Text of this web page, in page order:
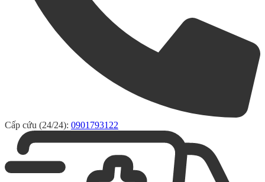
Cấp cứu (24/24): 0901793122